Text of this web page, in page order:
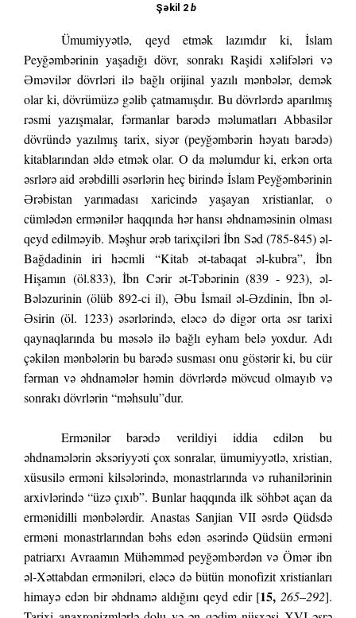
Şəkil 2 b
Ümumiyyətlə, qeyd etmək lazımdır ki, İslam
Peyğəmbərinin yaşadığı dövr, sonrakı Raşidi xəlifələri və
Əməvilər dövrləri ilə bağlı orijinal yazılı mənbələr, demək
olar ki, dövrümüzə gəlib çatmamışdır. Bu dövrlərdə aparılmış
rəsmi yazışmalar, fərmanlar barədə məlumatları Abbasilər
dövründə yazılmış tarix, siyər (peyğəmbərin həyatı barədə)
kitablarından əldə etmək olar. O da məlumdur ki, erkən orta
əsrlərə aid ərəbdilli əsərlərin heç birində İslam Peyğəmbərinin
Ərəbistan yarımadası xaricində yaşayan xristianlar, o
cümlədən ermənilər haqqında hər hansı əhdnaməsinin olması
qeyd edilməyib. Məşhur ərəb tarixçiləri İbn Səd (785-845) əl-
Bağdadinin iri həcmli “Kitab ət-tabaqat əl-kubra”, İbn
Hişamın (öl.833), İbn Cərir ət-Təbərinin (839 - 923), əl-
Bələzurinin (ölüb 892-ci il), Əbu İsmail əl-Əzdinin, İbn əl-
Əsirin (öl. 1233) əsərlərində, eləcə də digər orta əsr tarixi
qaynaqlarında bu məsələ ilə bağlı eyham belə yoxdur. Adı
çəkilən mənbələrin bu barədə susması onu göstərir ki, bu cür
fərman və əhdnamələr həmin dövrlərdə mövcud olmayıb və
sonrakı dövrlərin “məhsulu”dur.
Ermənilər barədə verildiyi iddia edilən bu
əhdnamələrin əksəriyyəti çox sonralar, ümumiyyətlə, xristian,
xüsusilə erməni kilsələrində, monastrlarında və ruhanilərinin
arxivlərində “üzə çıxıb”. Bunlar haqqında ilk söhbət açan da
ermənidilli mənbələrdir. Anastas Sanjian VII əsrdə Qüdsdə
erməni monastrlarından bəhs edən əsərində Qüdsün erməni
patriarxı Avraamın Mühəmməd peyğəmbərdən və Ömər ibn
əl-Xəttabdan erməniləri, eləcə də bütün monofizit xristianları
himayə edən bir əhdnamə aldığını qeyd edir [15, 265–292].